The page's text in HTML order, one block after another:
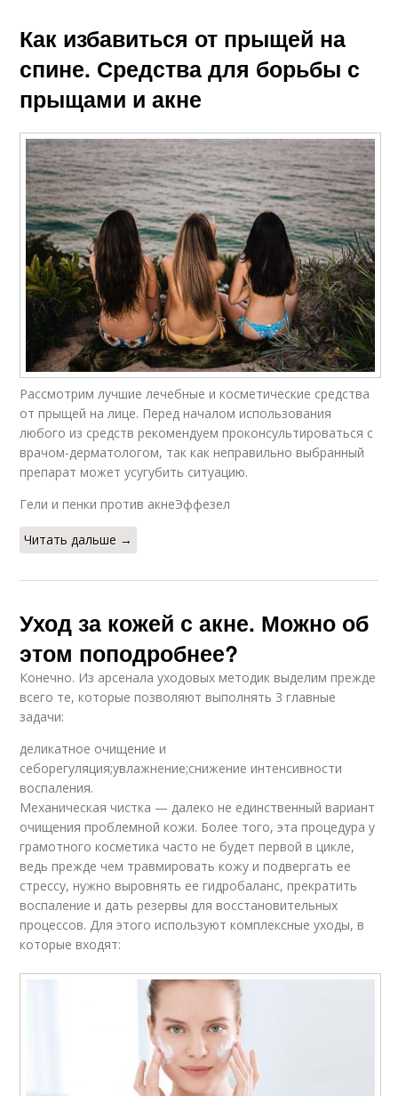
Как избавиться от прыщей на
спине. Средства для борьбы с
прыщами и акне
Рассмотрим лучшие лечебные и косметические средства
от прыщей на лице. Перед началом использования
любого из средств рекомендуем проконсультироваться с
врачом-дерматологом, так как неправильно выбранный
препарат может усугубить ситуацию.
Гели и пенки против акнеЭффезел
Читать дальше →
Уход за кожей с акне. Можно об
этом поподробнее?
Конечно. Из арсенала уходовых методик выделим прежде
всего те, которые позволяют выполнять 3 главные
задачи:
деликатное очищение и
себорегуляция;увлажнение;снижение интенсивности
воспаления.
Механическая чистка — далеко не единственный вариант
очищения проблемной кожи. Более того, эта процедура у
грамотного косметика часто не будет первой в цикле,
ведь прежде чем травмировать кожу и подвергать ее
стрессу, нужно выровнять ее гидробаланс, прекратить
воспаление и дать резервы для восстановительных
процессов. Для этого используют комплексные уходы, в
которые входят: